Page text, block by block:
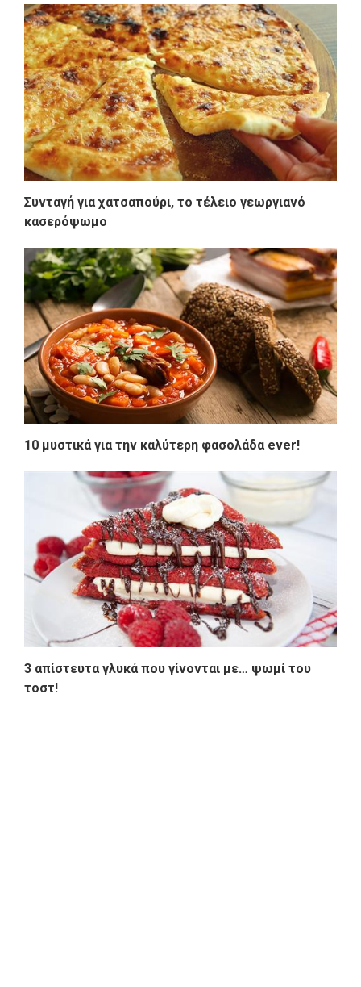
Συνταγή για χατσαπούρι, το τέλειο γεωργιανό
κασερόψωμο
10 μυστικά για την καλύτερη φασολάδα ever!
3 απίστευτα γλυκά που γίνονται με… ψωμί του
τοστ!